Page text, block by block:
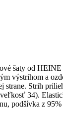
šaty od
výstrihom a
strane. Strih
34).
podšívka z